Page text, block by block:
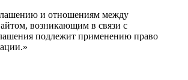
и отношениям между
возникающим в связи с
подлежит применению право